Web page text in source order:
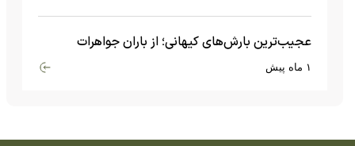
عجیب‌ترین بارش‌های کیهانی؛ از باران جواهرات
گران‌قیمت تا بارش آهن و شیشه۱ ماه پیش